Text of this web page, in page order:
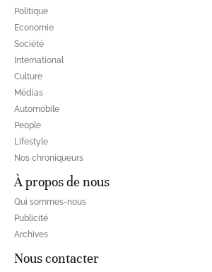
Politique
Economie
Société
International
Culture
Médias
Automobile
People
Lifestyle
Nos chroniqueurs
À propos de nous
Qui sommes-nous
Publicité
Archives
Nous contacter